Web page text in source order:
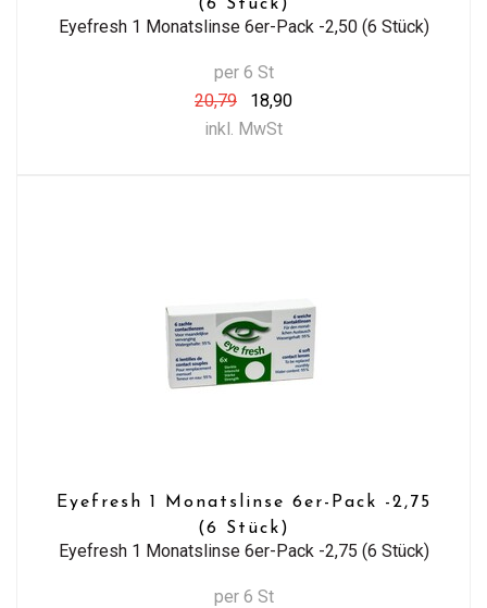
(6 Stück)
Eyefresh 1 Monatslinse 6er-Pack -2,50 (6 Stück)
per 6 St
20,79
18,90
inkl. MwSt
Eyefresh 1 Monatslinse 6er-Pack -2,75
(6 Stück)
Eyefresh 1 Monatslinse 6er-Pack -2,75 (6 Stück)
per 6 St